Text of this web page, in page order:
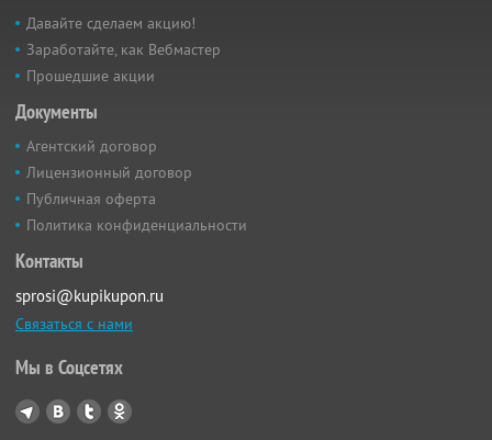
Давайте сделаем акцию!
Заработайте, как Вебмастер
Прошедшие акции
Документы
Агентский договор
Лицензионный договор
Публичная оферта
Политика конфиденциальности
Контакты
sprosi@kupikupon.ru
Связаться с нами
Мы в Соцсетях